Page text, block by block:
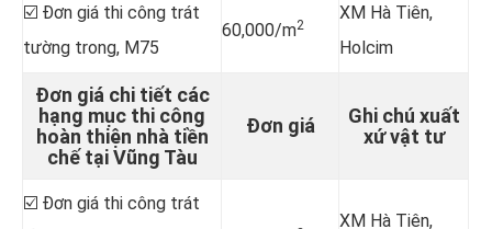
☑️ Đơn giá thi công trát
tường trong, M75
60,000/m2
XM Hà Tiên,
Holcim
Đơn giá chi tiết các
hạng mục thi công
hoàn thiện nhà tiền
chế tại Vũng Tàu
Đơn giá
Ghi chú xuất
xứ vật tư
☑️ Đơn giá thi công trát
XM Hà Tiên,